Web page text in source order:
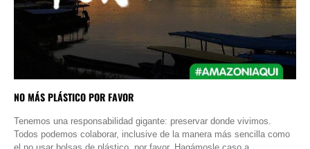
NO MÁS PLÁSTICO POR FAVOR
Tenemos una responsabilidad gigante: preservar donde vivimos.
Todos podemos colaborar, inclusive de la manera más sencilla como